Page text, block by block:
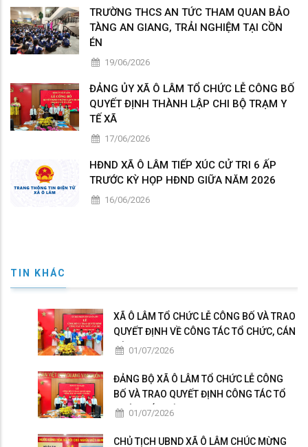
TRƯỜNG THCS AN TỨC THAM QUAN BẢO
TÀNG AN GIANG, TRẢI NGHIỆM TẠI CỒN
ÉN
19/06/2026
ĐẢNG ỦY XÃ Ô LÂM TỔ CHỨC LỄ CÔNG BỐ
QUYẾT ĐỊNH THÀNH LẬP CHI BỘ TRẠM Y
TẾ XÃ
17/06/2026
HĐND XÃ Ô LÂM TIẾP XÚC CỬ TRI 6 ẤP
TRƯỚC KỲ HỌP HĐND GIỮA NĂM 2026
16/06/2026
TIN KHÁC
XÃ Ô LÂM TỔ CHỨC LỄ CÔNG BỐ VÀ TRAO
QUYẾT ĐỊNH VỀ CÔNG TÁC TỔ CHỨC, CÁN
BỘ 01/07/2026
ĐẢNG BỘ XÃ Ô LÂM TỔ CHỨC LỄ CÔNG
BỐ VÀ TRAO QUYẾT ĐỊNH CÔNG TÁC TỔ
CHỨC, CÁN BỘ
01/07/2026
CHỦ TỊCH UBND XÃ Ô LÂM CHÚC MỪNG